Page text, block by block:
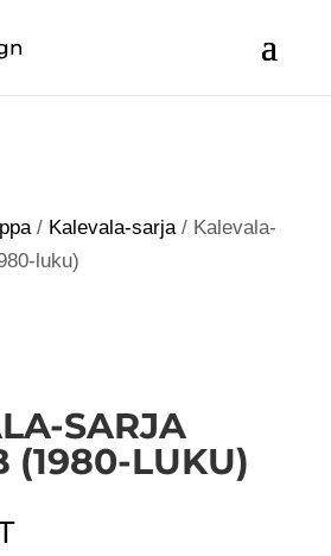
/ Kalevala-sarja/ Kalevala-
luku)
SARJA
(1980-LUKU)